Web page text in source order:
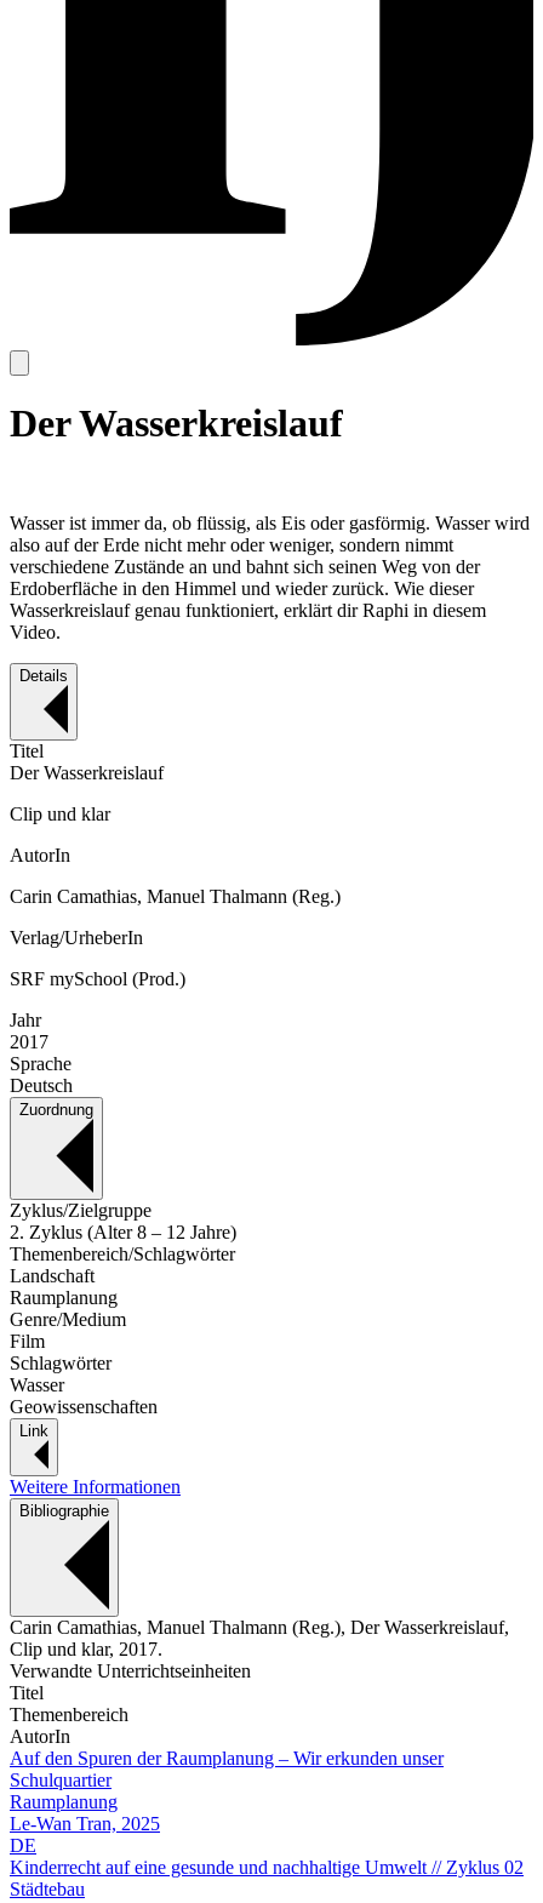
Der Wasserkreislauf
Wasser ist immer da, ob flüssig, als Eis oder gasförmig. Wasser wird
also auf der Erde nicht mehr oder weniger, sondern nimmt
verschiedene Zustände an und bahnt sich seinen Weg von der
Erdoberfläche in den Himmel und wieder zurück. Wie dieser
Wasserkreislauf genau funktioniert, erklärt dir Raphi in diesem
Video.
Details
Titel
Der Wasserkreislauf
Clip und klar
AutorIn
Carin Camathias, Manuel Thalmann (Reg.)
Verlag/UrheberIn
SRF mySchool (Prod.)
Jahr
2017
Sprache
Deutsch
Zuordnung
Zyklus/Zielgruppe
2. Zyklus (Alter 8 – 12 Jahre)
Themenbereich/Schlagwörter
Landschaft
Raumplanung
Genre/Medium
Film
Schlagwörter
Wasser
Geowissenschaften
Link
Weitere Informationen
Bibliographie
Carin Camathias, Manuel Thalmann (Reg.), Der Wasserkreislauf,
Clip und klar, 2017.
Verwandte Unterrichtseinheiten
Titel
Themenbereich
AutorIn
Auf den Spuren der Raumplanung – Wir erkunden unser
Schulquartier
Raumplanung
Le-Wan Tran, 2025
DE
Kinderrecht auf eine gesunde und nachhaltige Umwelt // Zyklus 02
Städtebau